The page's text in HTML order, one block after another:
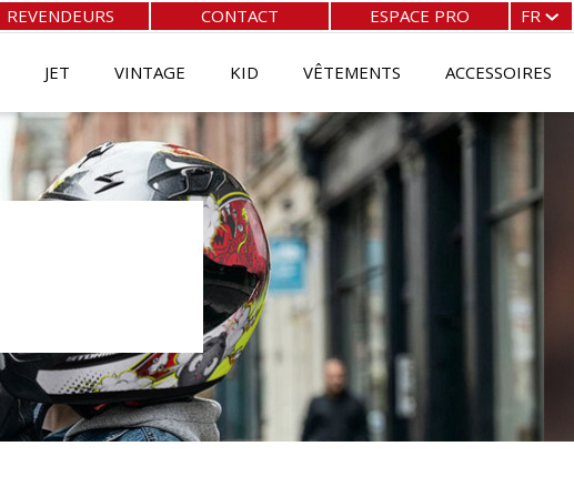
REVENDEURS CONTACT ESPACE PRO
FR
EN
JET VINTAGE KID VÊTEMENTS ACCESSOIRES